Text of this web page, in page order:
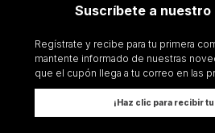
Suscríbete a
Regístrate y recibe para tu primera
mantente informado de nuestras
que el cupón llega a tu correo en las
¡Haz clic para recibir